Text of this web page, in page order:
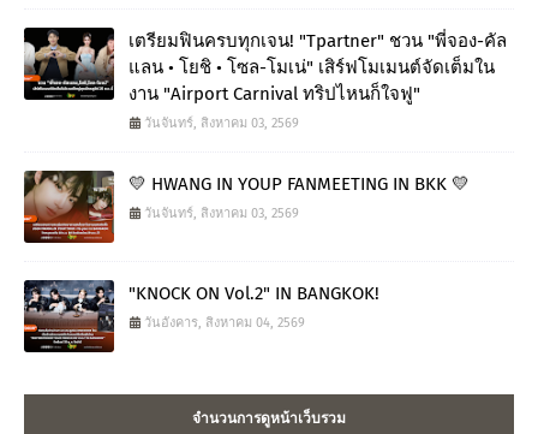
เตรียมฟินครบทุกเจน! "Tpartner" ชวน "พี่จอง-คัล
แลน • โยชิ • โซล-โมเน่" เสิร์ฟโมเมนต์จัดเต็มใน
งาน "Airport Carnival ทริปไหนก็ใจฟู"
วันจันทร์, สิงหาคม 03, 2569
💛 HWANG IN YOUP FANMEETING IN BKK 💛
วันจันทร์, สิงหาคม 03, 2569
"KNOCK ON Vol.2" IN BANGKOK!
วันอังคาร, สิงหาคม 04, 2569
จำนวนการดูหน้าเว็บรวม